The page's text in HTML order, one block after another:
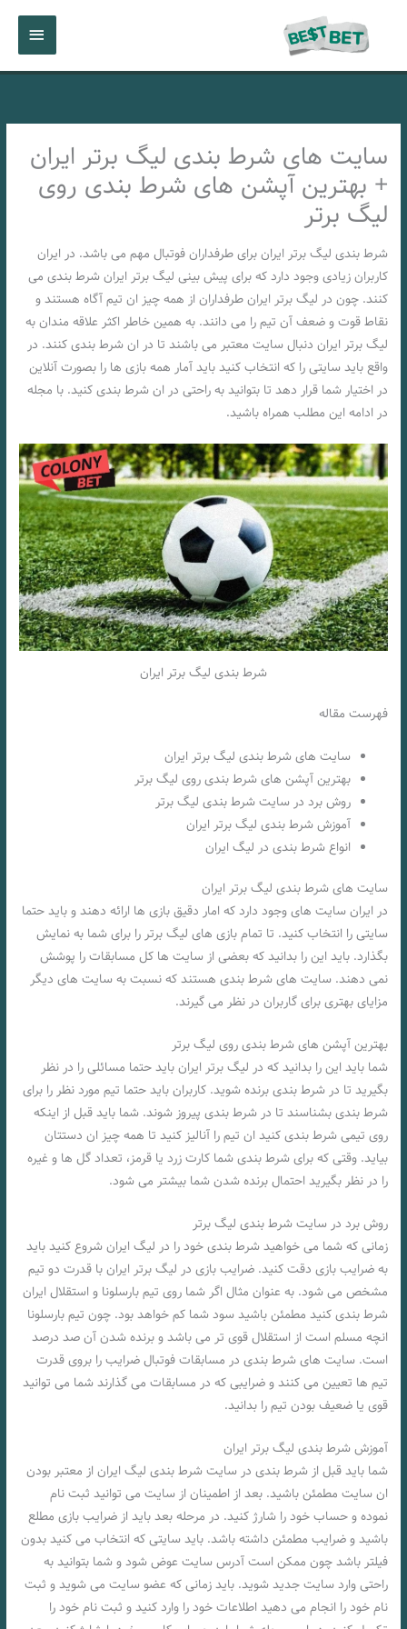
اصلی
سایت های شرط بندی لیگ برتر ایران
+ بهترین آپشن های شرط بندی روی
لیگ برتر
شرط بندی لیگ برتر ایران برای طرفداران فوتبال مهم می باشد. در ایران
کاربران زیادی وجود دارد که برای پیش بینی لیگ برتر ایران شرط بندی می
کنند. چون در لیگ برتر ایران طرفداران از همه چیز ان تیم آگاه هستند و
نقاط قوت و ضعف آن تیم را می دانند. به همین خاطر اکثر علاقه مندان به
لیگ برتر ایران دنبال سایت معتبر می باشند تا در ان شرط بندی کنند. در
واقع باید سایتی را که انتخاب کنید باید آمار همه بازی ها را بصورت آنلاین
در اختیار شما قرار دهد تا بتوانید به راحتی در ان شرط بندی کنید. با مجله
در ادامه این مطلب همراه باشید.
شرط بندی لیگ برتر ایران
فهرست مقاله
سایت های شرط بندی لیگ برتر ایران
بهترین آپشن های شرط بندی روی لیگ برتر
روش برد در سایت شرط بندی لیگ برتر
آموزش شرط بندی لیگ برتر ایران
انواع شرط بندی در لیگ ایران
سایت های شرط بندی لیگ برتر ایران
در ایران سایت های وجود دارد که امار دقیق بازی ها ارائه دهند و باید حتما
سایتی را انتخاب کنید. تا تمام بازی های لیگ برتر را برای شما به نمایش
بگذارد. باید این را بدانید که بعضی از سایت ها کل مسابقات را پوشش
نمی دهند. سایت های شرط بندی هستند که نسبت به سایت های دیگر
مزایای بهتری برای گاربران در نظر می گیرند.
بهترین آپشن های شرط بندی روی لیگ برتر
شما باید این را بدانید که در لیگ برتر ایران باید حتما مسائلی را در نظر
بگیرید تا در شرط بندی برنده شوید. کاربران باید حتما تیم مورد نظر را برای
شرط بندی بشناسند تا در شرط بندی پیروز شوند. شما باید قبل از اینکه
روی تیمی شرط بندی کنید ان تیم را آنالیز کنید تا همه چیز ان دستتان
بیاید. وقتی که برای شرط بندی شما کارت زرد یا قرمز، تعداد گل ها و غیره
را در نظر بگیرید احتمال برنده شدن شما بیشتر می شود.
روش برد در سایت شرط بندی لیگ برتر
زمانی که شما می خواهید شرط بندی خود را در لیگ ایران شروع کنید باید
به ضرایب بازی دقت کنید. ضرایب بازی در لیگ برتر ایران با قدرت دو تیم
مشخص می شود. به عنوان مثال اگر شما روی تیم بارسلونا و استقلال ایران
شرط بندی کنید مطمئن باشید سود شما کم خواهد بود. چون تیم بارسلونا
انچه مسلم است از استقلال قوی تر می باشد و برنده شدن آن صد درصد
است. سایت های شرط بندی در مسابقات فوتبال ضرایب را بروی قدرت
تیم ها تعیین می کنند و ضرایبی که در مسابقات می گذارند شما می توانید
قوی یا ضعیف بودن تیم را بدانید.
آموزش شرط بندی لیگ برتر ایران
شما باید قبل از شرط بندی در سایت شرط بندی لیگ ایران از معتبر بودن
ان سایت مطمئن باشید. بعد از اطمینان از سایت می توانید ثبت نام
نموده و حساب خود را شارژ کنید. در مرحله بعد باید از ضرایب بازی مطلع
باشید و ضرایب مطمئن داشته باشد. باید سایتی که انتخاب می کنید بدون
فیلتر باشد چون ممکن است آدرس سایت عوض شود و شما بتوانید به
راحتی وارد سایت جدید شوید. باید زمانی که عضو سایت می شوید و ثبت
نام خود را انجام می دهید اطلاعات خود را وارد کنید و ثبت نام خود را